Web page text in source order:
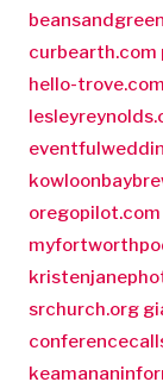
curbearth.com
hello-trove.com
oregopilot.com
srchurch.org